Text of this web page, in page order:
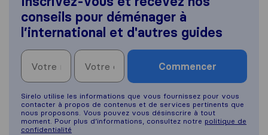
conseils pour déménager à
l’international et d'autres guides
Commencer
Sirelo utilise les informations que vous fournissez pour vous
contacter à propos de contenus et de services pertinents que
nous proposons. Vous pouvez vous désinscrire à tout
moment. Pour plus d’informations, consultez notre politique de
confidentialité